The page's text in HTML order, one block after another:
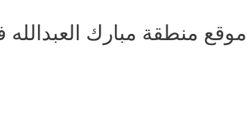
موقع منطقة مبارك